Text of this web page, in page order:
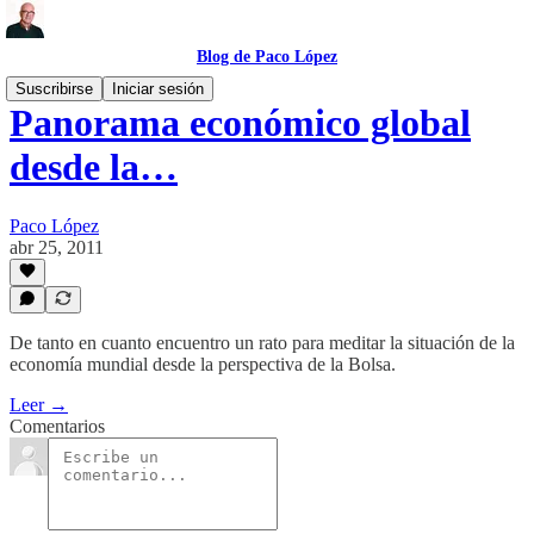
Blog de Paco López
Suscribirse
Iniciar sesión
Panorama económico global
desde la…
Paco López
abr 25, 2011
De tanto en cuanto encuentro un rato para meditar la situación de la
economía mundial desde la perspectiva de la Bolsa.
Leer →
Comentarios